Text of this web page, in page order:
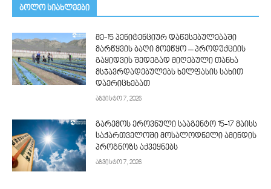
ᲑᲝᲚᲝ ᲡᲘᲐᲮᲚᲔᲔᲑᲘ
მე-15 პენიტენციურ დაწესებულებაში
მარწყვის ბაღი მოეწყო – პროდუქციის
გაყიდვის შედეგად მიღებული თანხა
მსჯავრდადებულებს ხელფასის სახით
დაერიცხებათ
აგვისტო 7, 2026
გარემოს ეროვნული სააგენტო 15-17 მაისს
საქართველოში მოსალოდნელი ამინდის
პროგნოზს აქვეყნებს
აგვისტო 7, 2026